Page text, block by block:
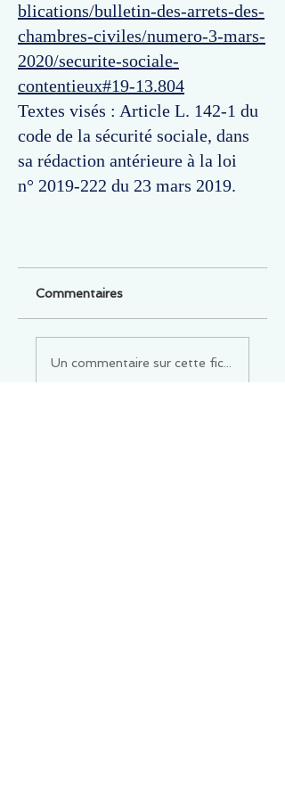
blications/bulletin-des-arrets-des-
chambres-civiles/numero-3-mars-
2020/securite-sociale-
contentieux#19-13.804
Textes visés : Article L. 142-1 du
code de la sécurité sociale, dans
sa rédaction antérieure à la loi
n° 2019-222 du 23 mars 2019.
Commentaires
Un commentaire sur cette fiche ou cet